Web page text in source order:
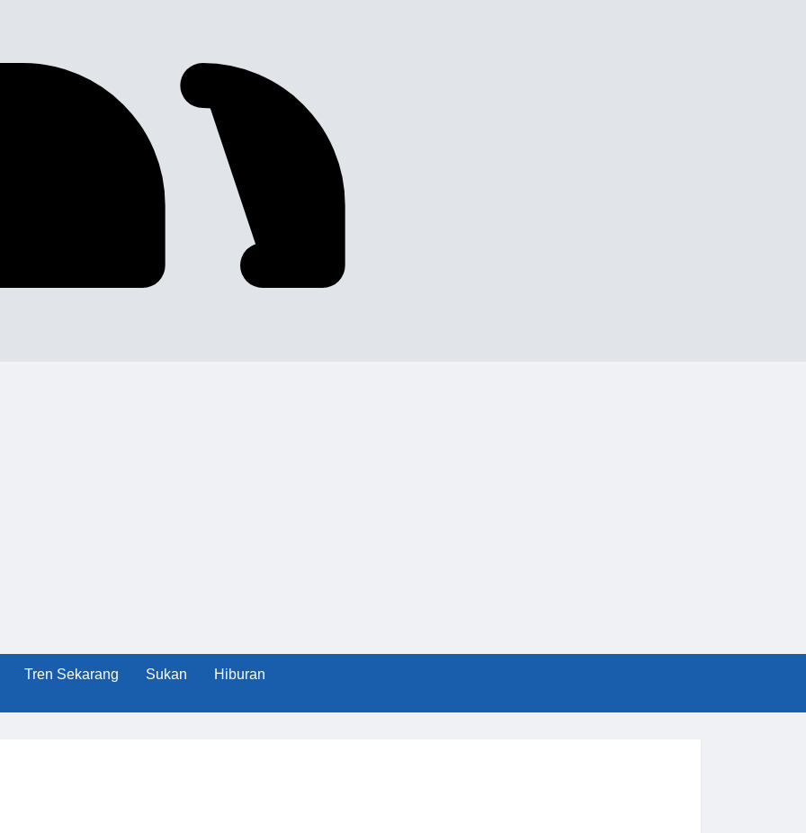
Tren Sekarang Sukan Hiburan